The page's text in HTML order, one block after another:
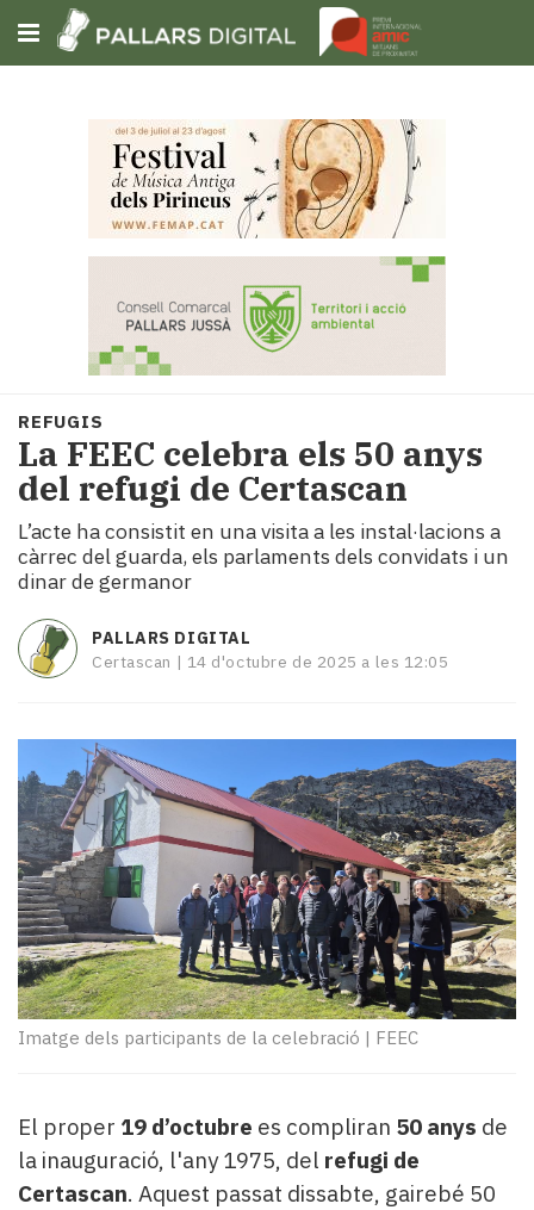
Subscriu-t'hi
Portada
Societat
Política
i
municipis
Economia
i
turisme
Esports
Mai
i
mitjans
El
temps
Reportatges
Entrevistes
Enquestes
A
escena!
Dis
la
teva!
newsletter
del
Pallars
REFUGIS
La FEEC celebra els 50 anys
del refugi de Certascan
L’acte ha consistit en una visita a les instal·lacions a
càrrec del guarda, els parlaments dels convidats i un
dinar de germanor
PALLARS DIGITAL
Certascan | 14 d'octubre de 2025 a les 12:05
Imatge dels participants de la celebració | FEEC
El proper 19 d’octubre es compliran 50 anys de
la inauguració, l'any 1975, del refugi de
Certascan. Aquest passat dissabte, gairebé 50